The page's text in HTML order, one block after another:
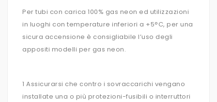
Per tubi con carica 100% gas neon ed utilizzazioni
in luoghi con temperature inferiori a +5°C, per una
sicura accensione è consigliabile l’uso degli
appositi modelli per gas neon.
1 Assicurarsi che contro i sovraccarichi vengano
installate una o più protezioni-fusibili o interruttori